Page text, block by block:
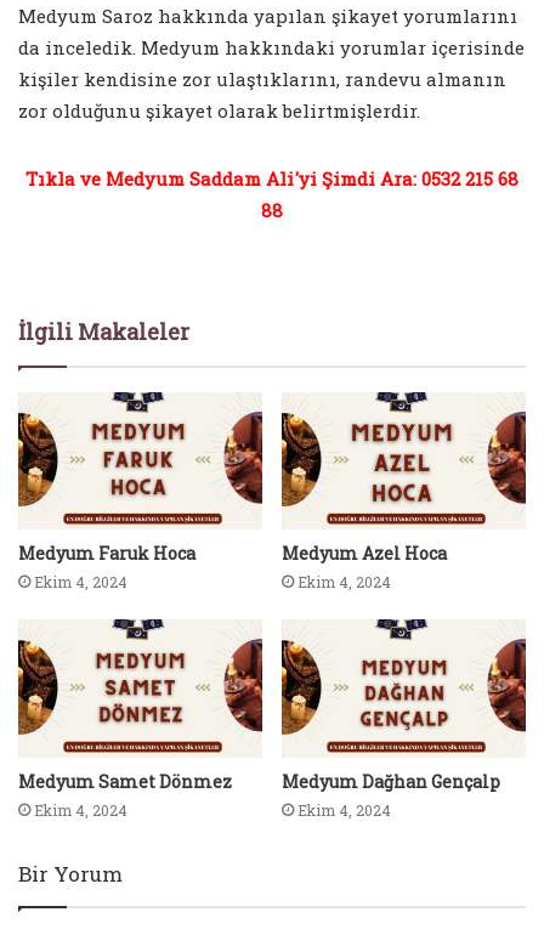
Medyum Saroz hakkında yapılan şikayet yorumlarını
da inceledik. Medyum hakkındaki yorumlar içerisinde
kişiler kendisine zor ulaştıklarını, randevu almanın
zor olduğunu şikayet olarak belirtmişlerdir.
Tıkla ve Medyum Saddam Ali'yi Şimdi Ara: 0532 215 68
88
İlgili Makaleler
Medyum Faruk Hoca
Ekim 4, 2024
Medyum Azel Hoca
Ekim 4, 2024
Medyum Samet Dönmez
Ekim 4, 2024
Medyum Dağhan Gençalp
Ekim 4, 2024
Bir Yorum